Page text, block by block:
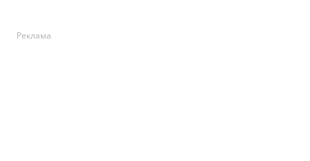
Реклама